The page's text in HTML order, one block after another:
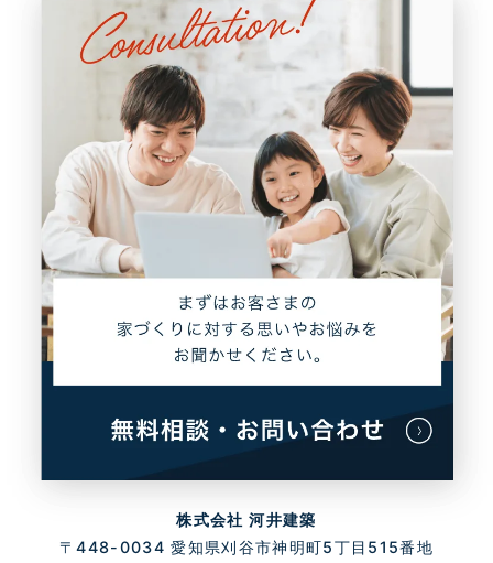
株式会社 河井建築
〒448-0034 愛知県刈谷市神明町5丁目515番地